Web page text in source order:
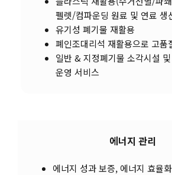
펠렛/컴파운딩 원료 및 연료 생
유기성 폐기물 재활용
폐인조대리석 재활용으로 고품
일반 & 지정폐기물 소각시설
운영 서비스
에너지 관리
에너지 성과 보증, 에너지 효율